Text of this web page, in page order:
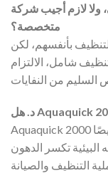
لازم أجيب شركة
متخصصة؟
بأنفسهم، لكن
شامل، الالتزام
Aquaquick 2000 هو محلول تنظيف فعّال وآمن مصمم خصيصًا
البيئية تكسر الدهون